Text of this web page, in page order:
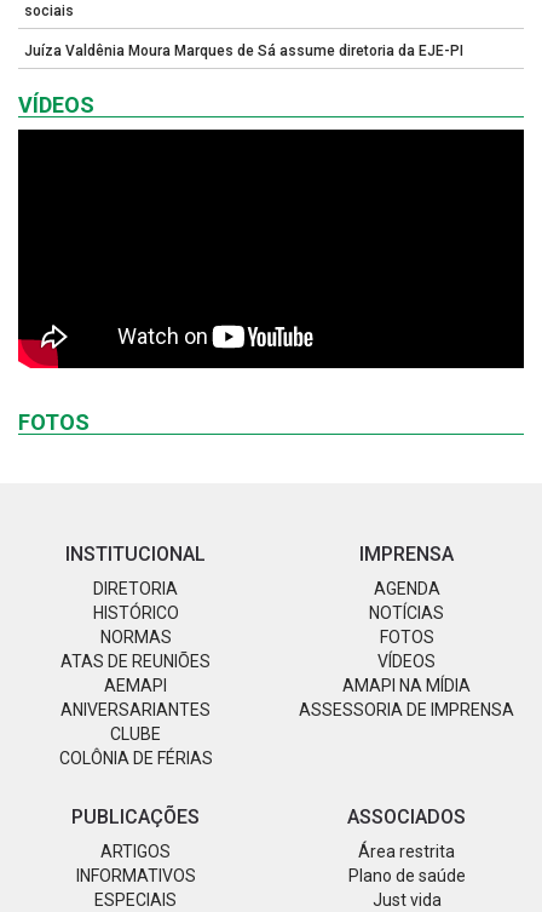
sociais
Juíza Valdênia Moura Marques de Sá assume diretoria da EJE-PI
VÍDEOS
FOTOS
INSTITUCIONAL
DIRETORIA
HISTÓRICO
NORMAS
ATAS DE REUNIÕES
AEMAPI
ANIVERSARIANTES
CLUBE
COLÔNIA DE FÉRIAS
IMPRENSA
AGENDA
NOTÍCIAS
FOTOS
VÍDEOS
AMAPI NA MÍDIA
ASSESSORIA DE IMPRENSA
PUBLICAÇÕES
ARTIGOS
INFORMATIVOS
ESPECIAIS
ASSOCIADOS
Área restrita
Plano de saúde
Just vida